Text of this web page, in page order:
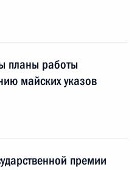
планы работы
майских указов
премии